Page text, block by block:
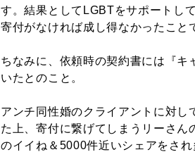
す。結果としてLGBTをサポートし
寄付がなければ成し得なかったこと
ちなみに、依頼時の契約書には『キ
いたとのこと。
アンチ同性婚のクライアントに対し
た上、寄付に繋げてしまうリーさ
のイイね＆5000件近いシェアをされ